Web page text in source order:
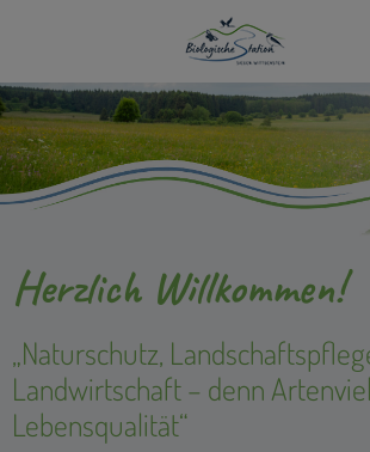
Herzlich Willkommen!
„Naturschutz,
Landwirtschaft – denn
Lebensqualität“